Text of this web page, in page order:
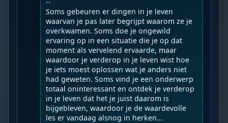
Soms gebeuren er dingen in je leven
waarvan je pas later begrijpt waarom ze je
overkwamen. Soms doe je ongewild
ervaring op in een situatie die je op dat
moment als vervelend ervaarde, maar
waardoor je verderop in je leven wist hoe
je iets moest oplossen wat je anders niet
had geweten. Soms vind je een onderwerp
totaal oninteressant en ontdek je verderop
in je leven dat het je juist daarom is
bijgebleven, waardoor je de waardevolle
les er vandaag alsnog in herken...